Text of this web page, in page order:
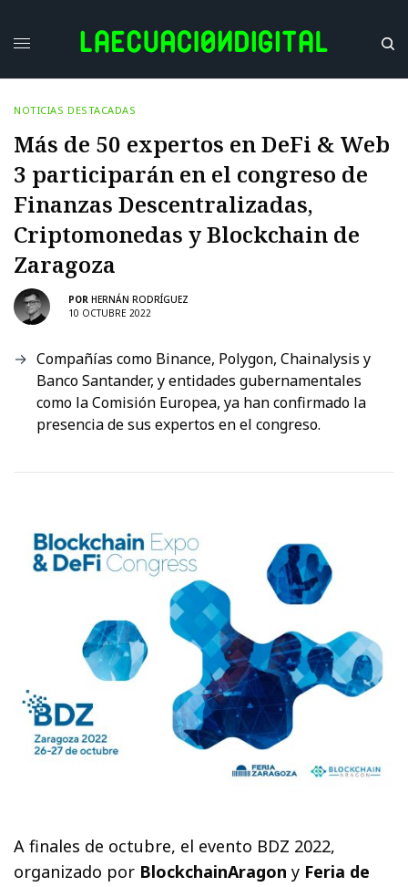
NOTICIAS DESTACADAS
Más de 50 expertos en DeFi & Web
3 participarán en el congreso de
Finanzas Descentralizadas,
Criptomonedas y Blockchain de
Zaragoza
POR HERNÁN RODRÍGUEZ
10 OCTUBRE 2022
Compañías como Binance, Polygon, Chainalysis y
Banco Santander, y entidades gubernamentales
como la Comisión Europea, ya han confirmado la
presencia de sus expertos en el congreso.
A finales de octubre, el evento BDZ 2022,
organizado por BlockchainAragon y Feria de